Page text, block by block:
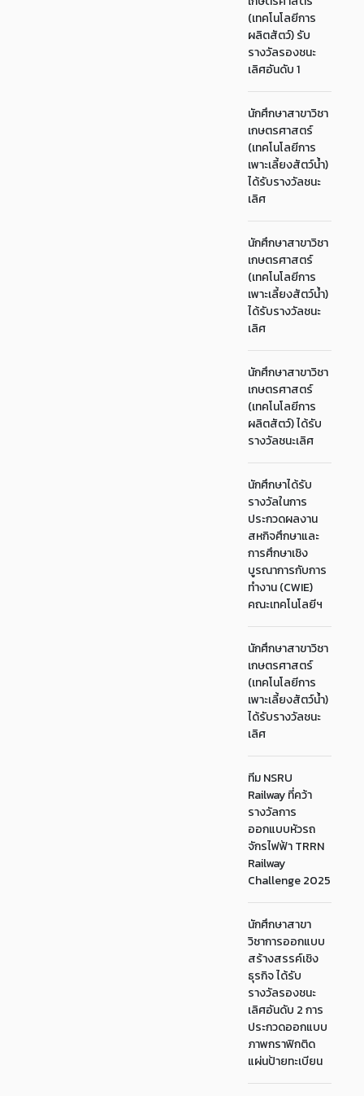
(เทคโนโลยีการ
ผลิตสัตว์) รับ
รางวัลรองชนะ
เลิศอันดับ 1
นักศึกษาสาขาวิชา
เกษตรศาสตร์
(เทคโนโลยีการ
เพาะเลี้ยงสัตว์น้ำ)
ได้รับรางวัลชนะ
เลิศ
นักศึกษาสาขาวิชา
เกษตรศาสตร์
(เทคโนโลยีการ
เพาะเลี้ยงสัตว์น้ำ)
ได้รับรางวัลชนะ
เลิศ
นักศึกษาสาขาวิชา
เกษตรศาสตร์
(เทคโนโลยีการ
ผลิตสัตว์) ได้รับ
รางวัลชนะเลิศ
นักศึกษาได้รับ
รางวัลในการ
ประกวดผลงาน
สหกิจศึกษาและ
การศึกษาเชิง
บูรณาการกับการ
ทำงาน (CWIE)
คณะเทคโนโลยีฯ
นักศึกษาสาขาวิชา
เกษตรศาสตร์
(เทคโนโลยีการ
เพาะเลี้ยงสัตว์น้ำ)
ได้รับรางวัลชนะ
เลิศ
ทีม NSRU
Railway ที่คว้า
รางวัลการ
ออกแบบหัวรถ
จักรไฟฟ้า TRRN
Railway
Challenge 2025
นักศึกษาสาขา
วิชาการออกแบบ
สร้างสรรค์เชิง
ธุรกิจ ได้รับ
รางวัลรองชนะ
เลิศอันดับ 2 การ
ประกวดออกแบบ
ภาพกราฟิกติด
แผ่นป้ายทะเบียน